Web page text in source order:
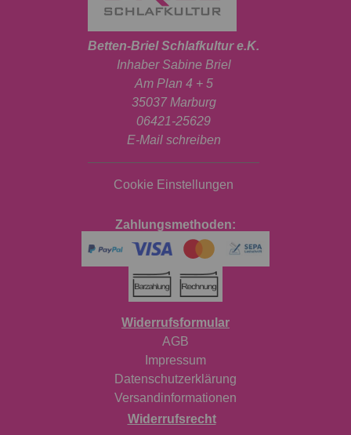
Betten-Briel Schlafkultur e.K.
Inhaber Sabine Briel
Am Plan 4 + 5
35037 Marburg
06421-25629
E-Mail schreiben
Cookie Einstellungen
Zahlungsmethoden:
Widerrufsformular
AGB
Impressum
Datenschutzerklärung
Versandinformationen
Widerrufsrecht